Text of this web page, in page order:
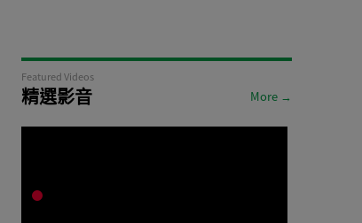
Featured Videos
精選影音 More →